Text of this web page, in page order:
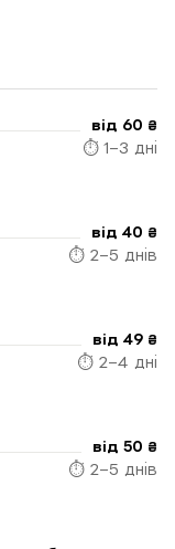
від 60 ₴
⏱ 1–3 дні
від 40 ₴
⏱ 2–5 днів
від 49 ₴
⏱ 2–4 дні
від 50 ₴
⏱ 2–5 днів